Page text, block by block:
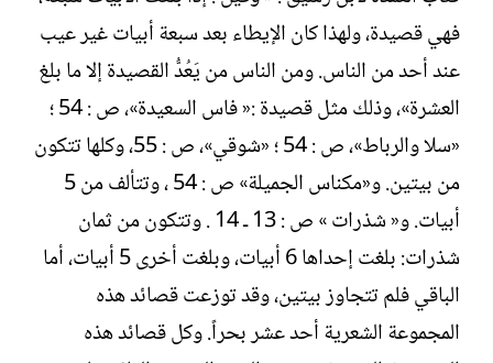
فهي قصيدة، ولهذا كان الإيطاء بعد سبعة أبيات غير عيب
عند أحد من الناس. ومن الناس من يَعُدُّ القصيدة إلا ما بلغ
العشرة»، وذلك مثل قصيدة :« فاس السعيدة»، ص : 54 ؛
«سلا والرباط»، ص : 54 ؛ «شوقي»، ص : 55، وكلها تتكون
من بيتين. و«مكناس الجميلة» ص : 54 ، وتتألف من 5
أبيات. و« شذرات » ص : 13 ـ 14 . وتتكون من ثمان
شذرات: بلغت إحداها 6 أبيات، وبلغت أخرى 5 أبيات، أما
الباقي فلم تتجاوز بيتين، وقد توزعت قصائد هذه
المجموعة الشعرية أحد عشر بحراً. وكل قصائد هذه